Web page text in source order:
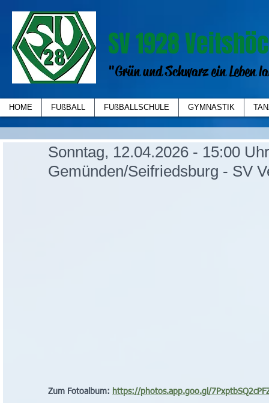
SV 1928
"Grün und Schwarz ein Leben
HOME FUßBALL FUßBALLSCHULE GYMNASTIK
Sonntag, 12.04.2026 - 15:00
Gemünden/Seifriedsburg - SV
Zum Fotoalbum: https://photos.app.goo.gl/